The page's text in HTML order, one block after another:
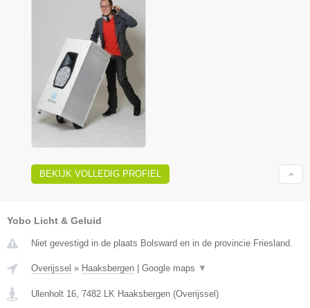
BEKIJK VOLLEDIG PROFIEL
Yobo Licht & Geluid
Niet gevestigd in de plaats Bolsward en in de provincie Friesland.
Overijssel » Haaksbergen Google maps ▼
Ulenholt 16 7482 LK Haaksbergen (Overijssel )